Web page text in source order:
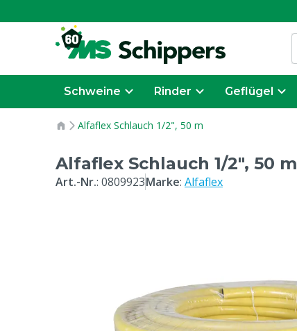
Schweine Rinder Geflügel
Alfaflex Schlauch 1/2", 50 m
Alfaflex Schlauch 1/2", 50 m
Art.-Nr.: 0809923Marke: Alfaflex